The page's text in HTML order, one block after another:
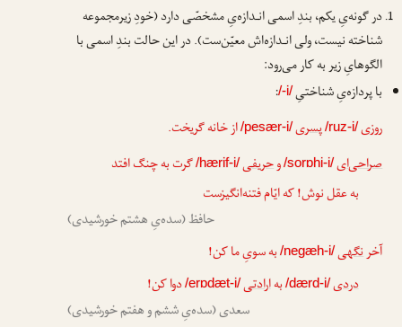
در گونه‌یِ یکم، بندِ اسمی انـدازه‌یِ مشخصّی دارد (خودِ زیرمجموعه
شناخته نیست، ولی انـدازه‌اش معیّن‌ست). در این حالت بندِ اسمی با
الگوهایِ زیر به کار می‌رود:
با پردازه‌یِ شناختیِ/-i/
:
روزی/ruz-i/ پسری/pesær-i/از خانه گریخت.
صراحی‌ای/sorɒhi-i/وحریفی/hærif-i/گرت به چنگ افتد
به عقل نوش! که ایّام فتنه‌انگیزست
حافظ (سده‌یِ هشتم خورشیدی)
آخرنگهی/negæh-i/به سویِ ما کن!
دردی /dærd-i/ بهارادتی /erɒdæt-i/دوا کن!
سعدی (سده‌یِ ششم و هفتم خورشیدی)